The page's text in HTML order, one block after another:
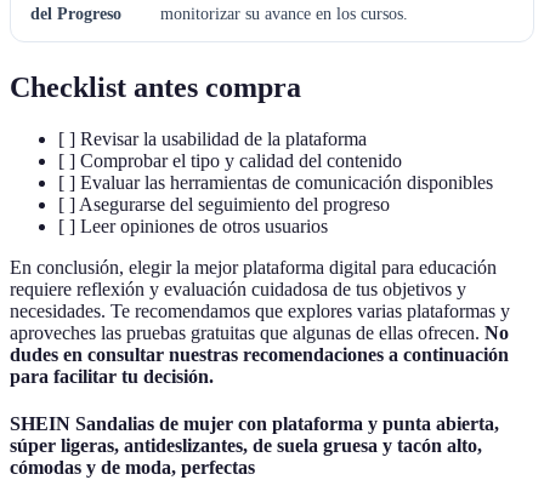
del Progreso
monitorizar su avance en los cursos.
Checklist antes compra
[ ] Revisar la usabilidad de la plataforma
[ ] Comprobar el tipo y calidad del contenido
[ ] Evaluar las herramientas de comunicación disponibles
[ ] Asegurarse del seguimiento del progreso
[ ] Leer opiniones de otros usuarios
En conclusión, elegir la mejor plataforma digital para educación
requiere reflexión y evaluación cuidadosa de tus objetivos y
necesidades. Te recomendamos que explores varias plataformas y
aproveches las pruebas gratuitas que algunas de ellas ofrecen. No
dudes en consultar nuestras recomendaciones a continuación
para facilitar tu decisión.
SHEIN Sandalias de mujer con plataforma y punta abierta,
súper ligeras, antideslizantes, de suela gruesa y tacón alto,
cómodas y de moda, perfectas